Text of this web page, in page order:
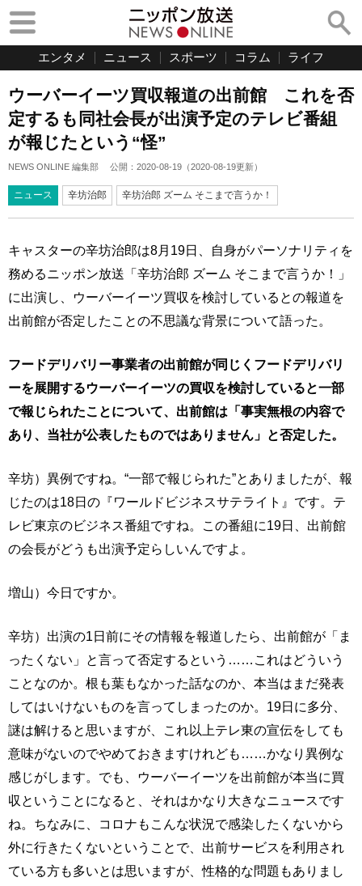
エンタメ ニュース スポーツ コラム ライフ
ウーバーイーツ買収報道の出前館 これを否
定するも同社会長が出演予定のテレビ番組
が報じたという“怪”
NEWS ONLINE 編集部 公開： 2020-08-19 （2020-08-19更新）
ニュース 辛坊治郎 辛坊治郎 ズーム そこまで言うか！
キャスターの辛坊治郎は8月19日、自身がパーソナリティを
務めるニッポン放送「辛坊治郎 ズーム そこまで言うか！」
に出演し、ウーバーイーツ買収を検討しているとの報道を
出前館が否定したことの不思議な背景について語った。
フードデリバリー事業者の出前館が同じくフードデリバリ
ーを展開するウーバーイーツの買収を検討していると一部
で報じられたことについて、出前館は「事実無根の内容で
あり、当社が公表したものではありません」と否定した。
辛坊）異例ですね。“一部で報じられた”とありましたが、報
じたのは18日の『ワールドビジネスサテライト』です。テ
レビ東京のビジネス番組ですね。この番組に19日、出前館
の会長がどうも出演予定らしいんですよ。
増山）今日ですか。
辛坊）出演の1日前にその情報を報道したら、出前館が「ま
ったくない」と言って否定するという……これはどういう
ことなのか。根も葉もなかった話なのか、本当はまだ発表
してはいけないものを言ってしまったのか。19日に多分、
謎は解けると思いますが、これ以上テレ東の宣伝をしても
意味がないのでやめておきますけれども……かなり異例な
感じがします。でも、ウーバーイーツを出前館が本当に買
収ということになると、それはかなり大きなニュースです
ね。ちなみに、コロナもこんな状況で感染したくないから
外に行きたくないということで、出前サービスを利用され
ている方も多いとは思いますが、性格的な問題もありまし